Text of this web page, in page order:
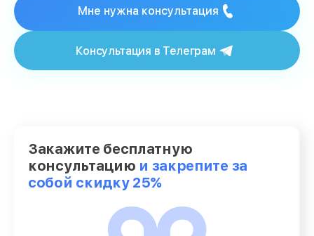
Мне нужна консультация
Консультация в Телеграм
Закажите бесплатную
консультацию и закрепите за
собой скидку 25%